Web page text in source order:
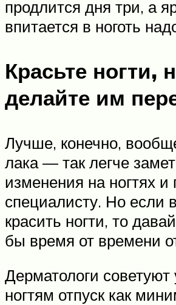
продлится дня три, а
впитается в ноготь
Красьте ногти,
делайте им
Лучше, конечно,
лака — так легче
изменения на ногтях и
специалисту. Но если
красить ногти, то
бы время от времени
Дерматологи советуют
ногтям отпуск как